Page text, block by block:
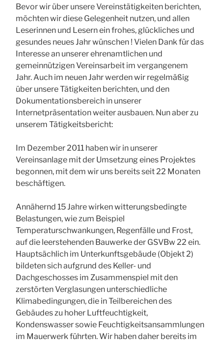
Bevor wir über unsere Vereinstätigkeiten berichten,
möchten wir diese Gelegenheit nutzen, und allen
Leserinnen und Lesern ein frohes, glückliches und
gesundes neues Jahr wünschen ! Vielen Dank für das
Interesse an unserer ehrenamtlichen und
gemeinnützigen Vereinsarbeit im vergangenem
Jahr. Auch im neuen Jahr werden wir regelmäßig
über unsere Tätigkeiten berichten, und den
Dokumentationsbereich in unserer
Internetpräsentation weiter ausbauen. Nun aber zu
unserem Tätigkeitsbericht:
Im Dezember 2011 haben wir in unserer
Vereinsanlage mit der Umsetzung eines Projektes
begonnen, mit dem wir uns bereits seit 22 Monaten
beschäftigen.
Annähernd 15 Jahre wirken witterungsbedingte
Belastungen, wie zum Beispiel
Temperaturschwankungen, Regenfälle und Frost,
auf die leerstehenden Bauwerke der GSVBw 22 ein.
Hauptsächlich im Unterkunftsgebäude (Objekt 2)
bildeten sich aufgrund des Keller- und
Dachgeschosses im Zusammenspiel mit den
zerstörten Verglasungen unterschiedliche
Klimabedingungen, die in Teilbereichen des
Gebäudes zu hoher Luftfeuchtigkeit,
Kondenswasser sowie Feuchtigkeitsansammlungen
im Mauerwerk führten. Wir haben daher bereits im